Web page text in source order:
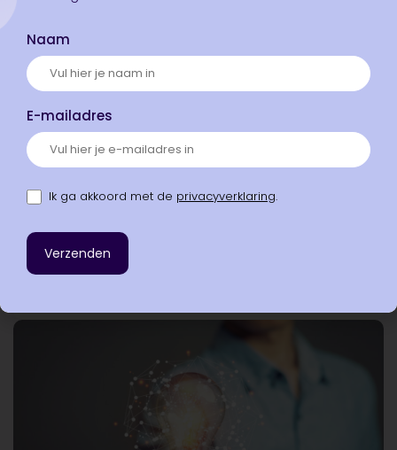
Blog 18 november, 2025
ligt – Onze reactie op de kwakzalverij
Naam
E-mailadres
Ik ga akkoord met de privacyverklaring.